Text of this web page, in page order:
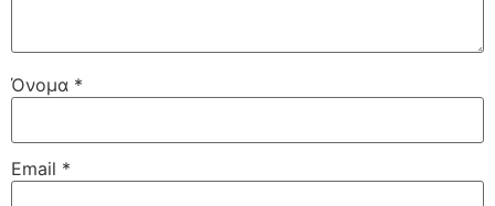
Όνομα *
Email *